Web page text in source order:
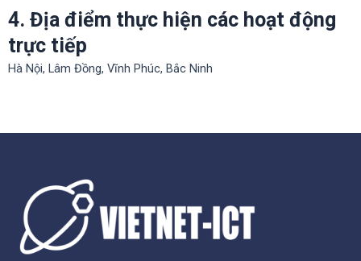
4. Địa điểm thực hiện các hoạt động
trực tiếp
Hà Nội, Lâm Đồng, Vĩnh Phúc, Bắc Ninh